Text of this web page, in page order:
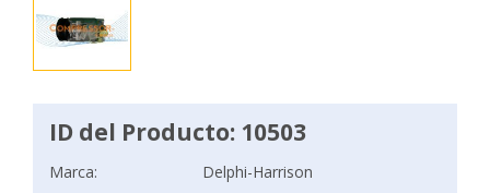
ID del Producto: 10503
Marca:
Delphi-Harrison